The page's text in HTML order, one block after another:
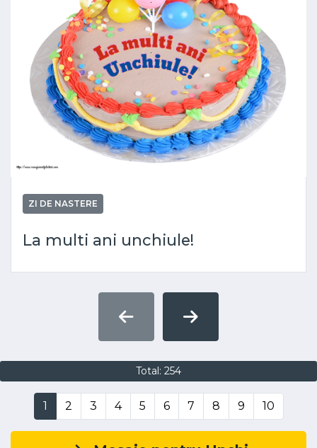
ZI DE NASTERE
La multi ani unchiule!
Total: 254
1 2 3 4 5 6 7 8 9 10